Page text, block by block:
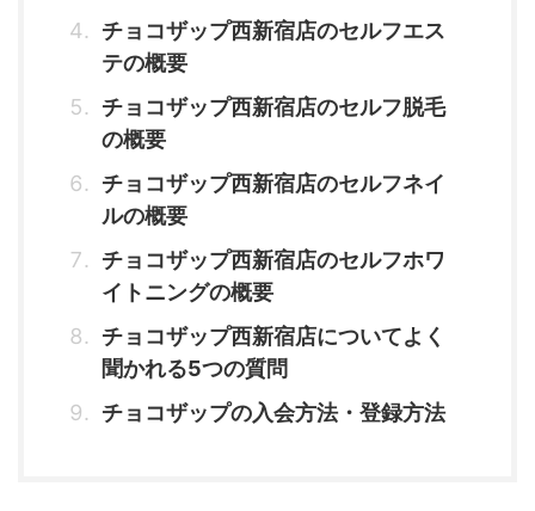
チョコザップ西新宿店のセルフエス
テの概要
チョコザップ西新宿店のセルフ脱毛
の概要
チョコザップ西新宿店のセルフネイ
ルの概要
チョコザップ西新宿店のセルフホワ
イトニングの概要
チョコザップ西新宿店についてよく
聞かれる5つの質問
チョコザップの入会方法・登録方法